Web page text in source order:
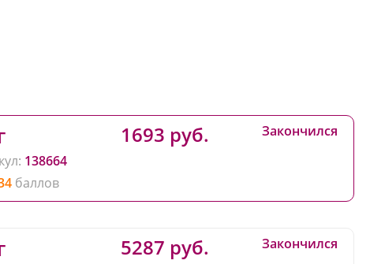
138664
баллов
1693 руб. Закончился
5287 руб. Закончился